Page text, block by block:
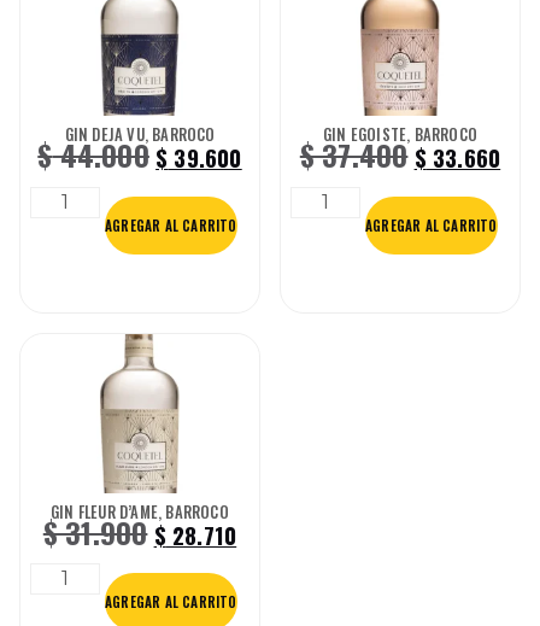
GIN DEJA VU, BARROCO
$44.000 $ 39.600
AGREGAR AL CARRITO
GIN EGOISTE, BARROCO
$37.400 $ 33.660
AGREGAR AL CARRITO
GIN FLEUR D’AME, BARROCO
$31.900 $ 28.710
AGREGAR AL CARRITO